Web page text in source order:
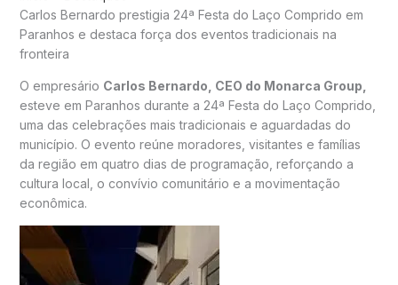
Carlos Bernardo prestigia 24ª Festa do Laço Comprido em
Paranhos e destaca força dos eventos tradicionais na
fronteira
O empresário Carlos Bernardo, CEO do Monarca Group,
esteve em Paranhos durante a 24ª Festa do Laço Comprido,
uma das celebrações mais tradicionais e aguardadas do
município. O evento reúne moradores, visitantes e famílias
da região em quatro dias de programação, reforçando a
cultura local, o convívio comunitário e a movimentação
econômica.